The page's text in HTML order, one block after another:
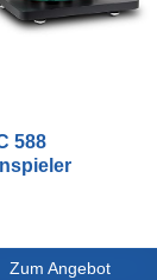
588
Zum Angebot